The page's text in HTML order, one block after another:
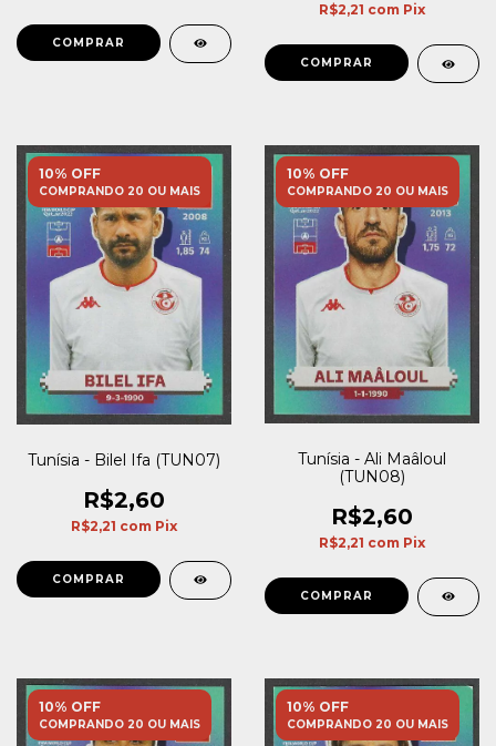
R$2,21 com Pix
10% OFF
COMPRANDO 20 OU MAIS
Tunísia - Bilel Ifa (TUN07)
R$2,60
R$2,21 com Pix
10% OFF
COMPRANDO 20 OU MAIS
Tunísia - Ali Maâloul
(TUN08)
R$2,60
R$2,21 com Pix
10% OFF
COMPRANDO 20 OU MAIS
10% OFF
COMPRANDO 20 OU MAIS